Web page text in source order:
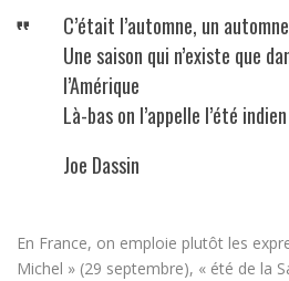
C’était l’automne, un
Une saison qui n’existe que
l’Amérique
Là-bas on l’appelle l’été indien
Joe Dassin
En France, on emploie plutôt les
Michel » (29 septembre), « été de la